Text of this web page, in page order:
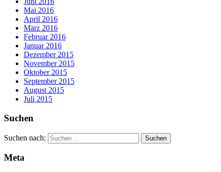
Mai 2016
April 2016
März 2016
Februar 2016
Januar 2016
Dezember 2015
November 2015
Oktober 2015
September 2015
August 2015
Juli 2015
Suchen
Suchen nach:
Meta